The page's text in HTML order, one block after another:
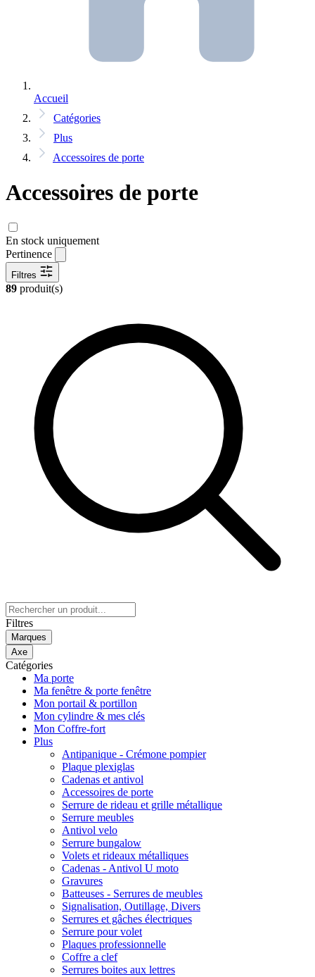
Accueil
Catégories
Plus
Accessoires de porte
Accessoires de porte
En stock uniquement
Pertinence
Filtres
89 produit(s)
Filtres
Marques
Axe
Catégories
Ma porte
Ma fenêtre & porte fenêtre
Mon portail & portillon
Mon cylindre & mes clés
Mon Coffre-fort
Plus
Antipanique - Crémone pompier
Plaque plexiglas
Cadenas et antivol
Accessoires de porte
Serrure de rideau et grille métallique
Serrure meubles
Antivol velo
Serrure bungalow
Volets et rideaux métalliques
Cadenas - Antivol U moto
Gravures
Batteuses - Serrures de meubles
Signalisation, Outillage, Divers
Serrures et gâches électriques
Serrure pour volet
Plaques professionnelle
Coffre a clef
Serrures boites aux lettres